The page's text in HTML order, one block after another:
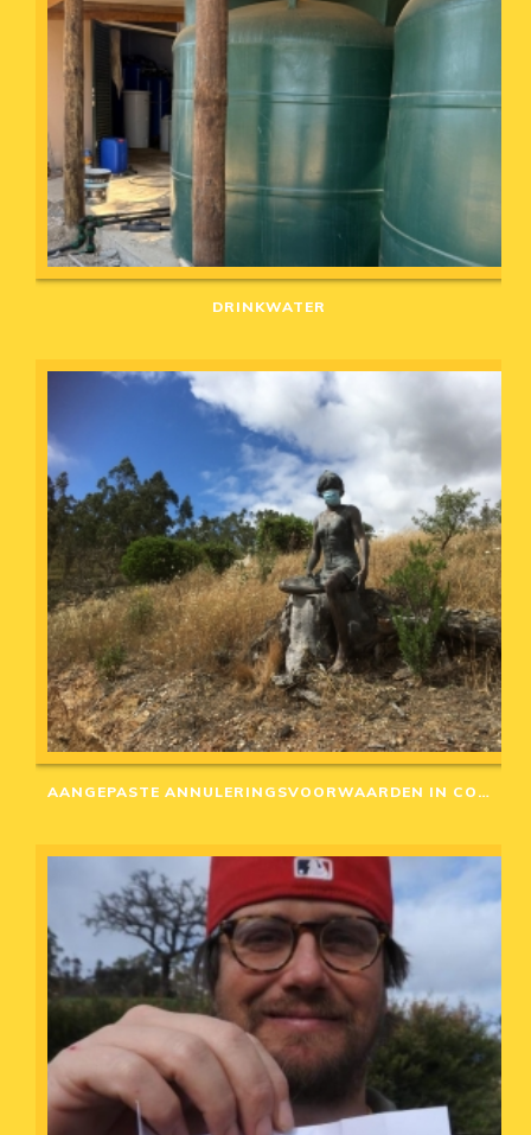
DRINKWATER
AANGEPASTE ANNULERINGSVOORWAARDEN IN CORONA-TIJD